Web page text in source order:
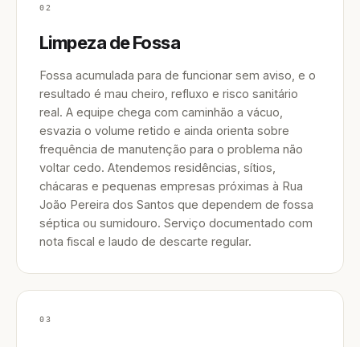
02
Limpeza de Fossa
Fossa acumulada para de funcionar sem aviso, e o
resultado é mau cheiro, refluxo e risco sanitário
real. A equipe chega com caminhão a vácuo,
esvazia o volume retido e ainda orienta sobre
frequência de manutenção para o problema não
voltar cedo. Atendemos residências, sítios,
chácaras e pequenas empresas próximas à Rua
João Pereira dos Santos que dependem de fossa
séptica ou sumidouro. Serviço documentado com
nota fiscal e laudo de descarte regular.
03